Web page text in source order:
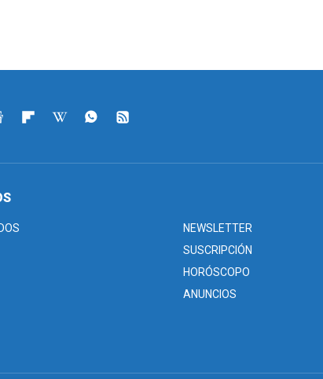
NEWSLETTER
SUSCRIPCIÓN
HORÓSCOPO
ANUNCIOS